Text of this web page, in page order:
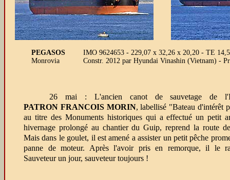
PEGASOS
Monrovia
IMO 9624653 - 229,07 x 32,26 x 20,20 - TE
Constr. 2012 par Hyundai Vinashin (Vietnam) -
26 mai : L'ancien canot de sauvetage de
PATRON FRANCOIS MORIN, labellisé "Bateau d'intérêt
au titre des Monuments historiques qui a effectué un petit
hivernage prolongé au chantier du Guip, reprend la route
Mais dans le goulet, il est amené a assister un petit pêche
panne de moteur. Après l'avoir pris en remorque, il le
Sauveteur un jour, sauveteur toujours !